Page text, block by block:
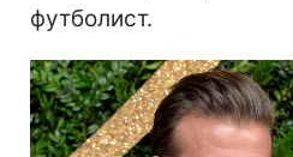
футболист.